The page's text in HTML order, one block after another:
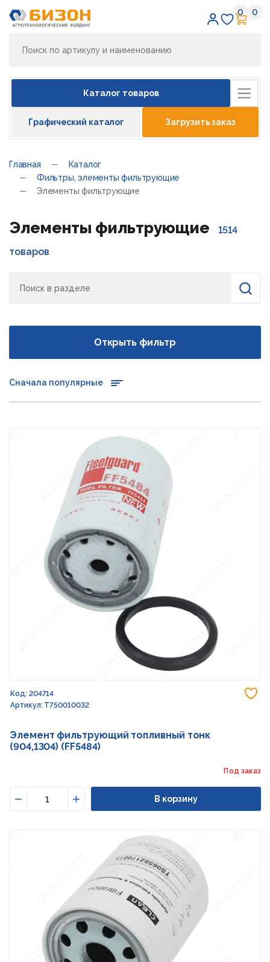
0 0
Каталог товаров
Графический каталог Загрузить заказ
Главная
Каталог
Фильтры, элементы фильтрующие
Элементы фильтрующие
Элементы фильтрующие
1514
товаров
Найти
Открыть фильтр
Сначала популярные
Код: 204714
Артикул: T750010032
Элемент фильтрующий топливный тонк
(904,1304) (FF5484)
Под заказ
Увеличить
В корзину